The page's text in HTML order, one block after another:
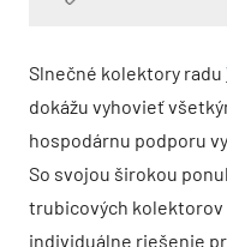
Slnečné kolektory radu
dokážu vyhovieť
hospodárnu podporu
So svojou širokou
trubicových
individuálne riešenie